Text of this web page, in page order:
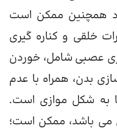
همچنین ممکن است
خلقی و کناره گیری
عصبی شامل، خوردن
بدن، همراه با عدم
به شکل موازی است.
می باشد، ممکن است؛